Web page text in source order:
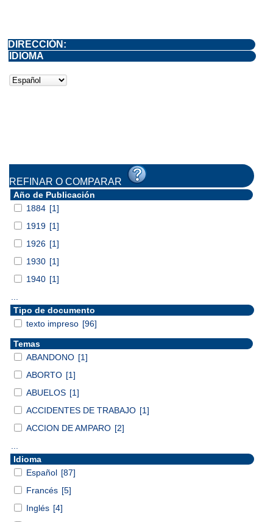
DIRECCIÓN:
IDIOMA
REFINAR O COMPARAR
Año de Publicación
1884 [1]
1919 [1]
1926 [1]
1930 [1]
1940 [1]
Tipo de documento
texto impreso [96]
Temas
ABANDONO [1]
ABORTO [1]
ABUELOS [1]
ACCIDENTES DE TRABAJO [1]
ACCION DE AMPARO [2]
Idioma
Español [87]
Francés [5]
Inglés [4]